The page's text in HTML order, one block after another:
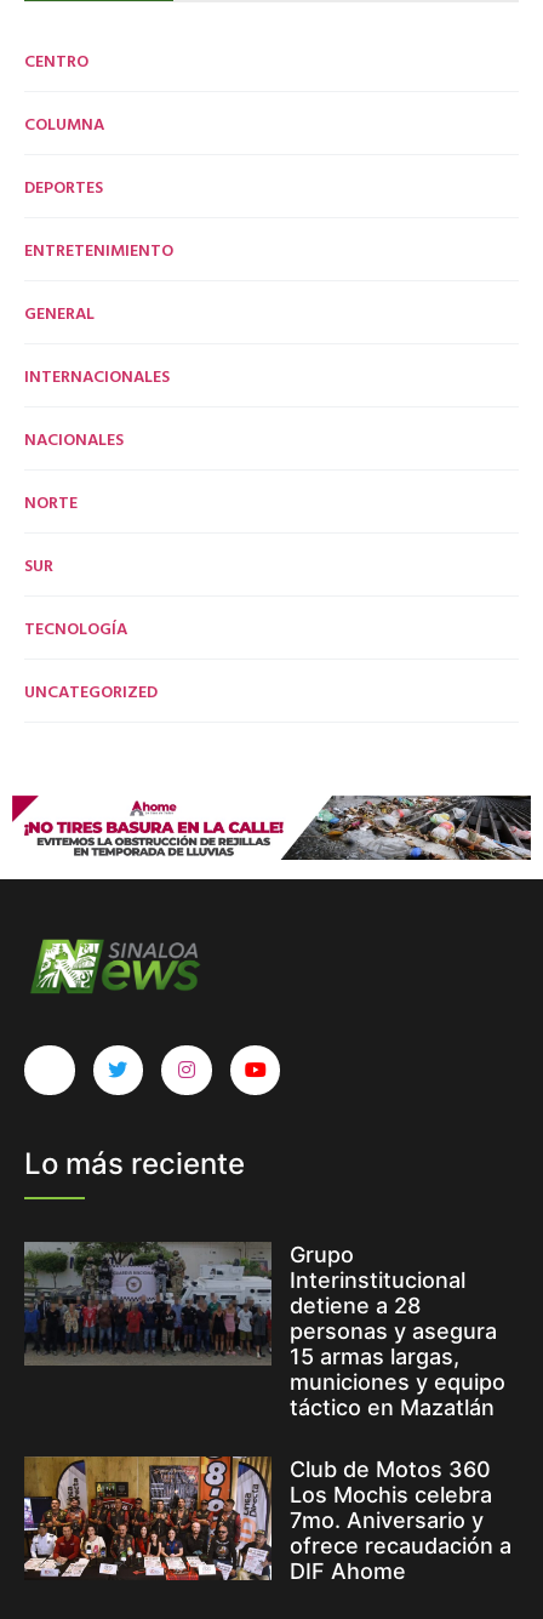
CENTRO
COLUMNA
DEPORTES
ENTRETENIMIENTO
GENERAL
INTERNACIONALES
NACIONALES
NORTE
SUR
TECNOLOGÍA
UNCATEGORIZED
Lo más reciente
Grupo
Interinstitucional
detiene a 28
personas y asegura
15 armas largas,
municiones y equipo
táctico en Mazatlán
Club de Motos 360
Los Mochis celebra
7mo. Aniversario y
ofrece recaudación a
DIF Ahome